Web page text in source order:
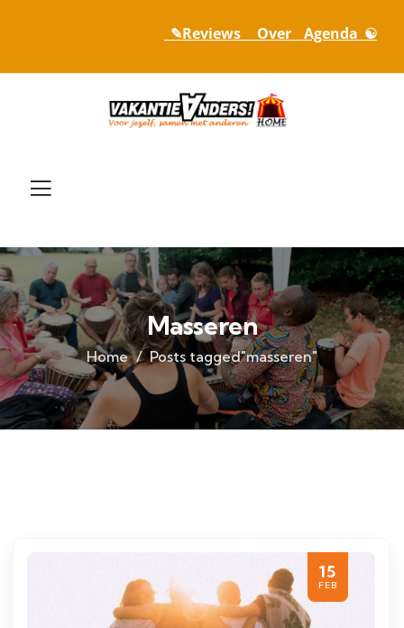
_✎Reviews_ _ Over_ _Agenda_☯
Masseren
Home Posts tagged"masseren"
15
FEB